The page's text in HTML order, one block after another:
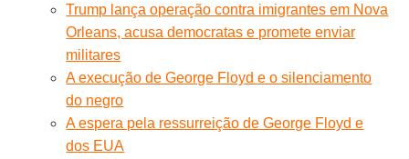
Trump lança operação contra imigrantes em Nova
Orleans, acusa democratas e promete enviar
militares
A execução de George Floyd e o silenciamento
do negro
A espera pela ressurreição de George Floyd e
dos EUA